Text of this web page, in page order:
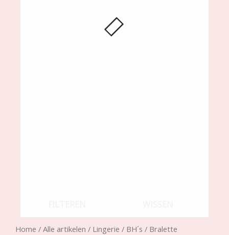
Home / Alle artikelen / Lingerie / BH´s / Bralette